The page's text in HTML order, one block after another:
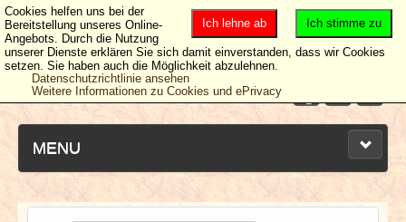
MENU
Ich stimme zu
Ich lehne ab
Cookies helfen uns bei der
Bereitstellung unseres Online-
Angebots. Durch die Nutzung
unserer Dienste erklären Sie sich damit einverstanden, dass wir Cookies
setzen. Sie haben auch die Möglichkeit abzulehnen.
Datenschutzrichtlinie ansehen
Weitere Informationen zu Cookies und ePrivacy